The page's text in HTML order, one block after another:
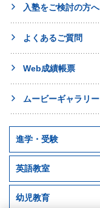
入塾をご検討の方へ
よくあるご質問
Web成績帳票
ムービーギャラリー
進学・受験
英語教室
幼児教育